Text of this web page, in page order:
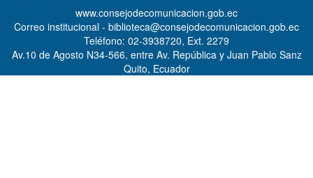
www.consejodecomunicacion.gob.ec
Correo institucional - biblioteca@consejodecomunicacion.gob.ec
Teléfono: 02-3938720, Ext. 2279
Av.10 de Agosto N34-566, entre Av. República y Juan Pablo Sanz
Quito, Ecuador